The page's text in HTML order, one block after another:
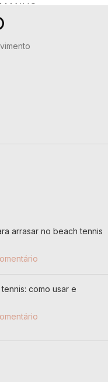
arrasar no beach tennis
como usar e